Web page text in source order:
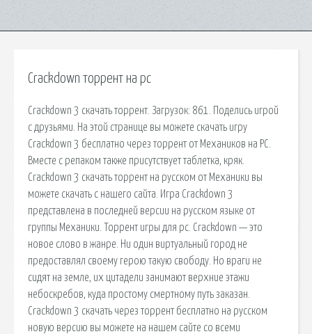
Crackdown торрент на pc
Crackdown 3 скачать торрент. Загрузок: 861. Поделись игрой
с друзьями. На этой странице вы можете скачать игру
Crackdown 3 бесплатно через торрент от Механиков на PC.
Вместе с репаком также присутствует таблетка, кряк.
Crackdown 3 скачать торрент на русском от Механики вы
можете скачать с нашего сайта. Игра Crackdown 3
представлена в последней версии на русском языке от
группы Механики. Торрент игры для pc. Crackdown — это
новое слово в жанре. Ни один виртуальный город не
предоставлял своему герою такую свободу. Но враги не
сидят на земле, их цитадели занимают верхние этажи
небоскребов, куда простому смертному путь заказан.
Crackdown 3 скачать через торрент бесплатно на русском
новую версию вы можете на нашем сайте со всеми